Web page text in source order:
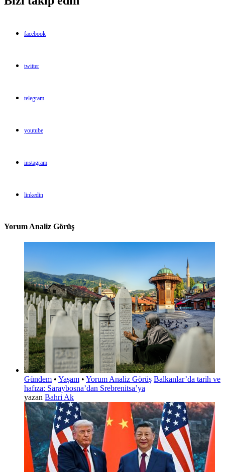
facebook
twitter
telegram
youtube
instagram
linkedin
Yorum Analiz Görüş
Gündem • Yaşam • Yorum Analiz Görüş Balkanlar’da tarih ve
hafıza: Saraybosna’dan Srebrenitsa’ya
yazan Bahri Ak